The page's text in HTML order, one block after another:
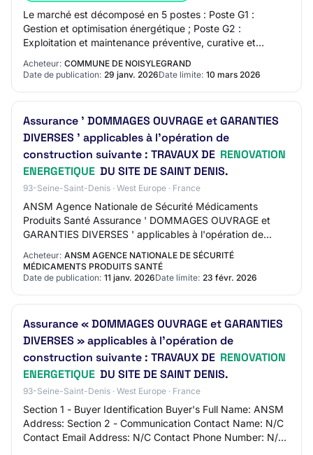
Le marché est décomposé en 5 postes : Poste G1 :
Gestion et optimisation énergétique ; Poste G2 :
Exploitation et maintenance préventive, curative et
Acheteur: COMMUNE DE NOISYLEGRAND
Date de publication: 29 janv. 2026Date limite: 10 mars 2026
Assurance ' DOMMAGES OUVRAGE et GARANTIES
DIVERSES ' applicables à l'opération de
construction suivante : TRAVAUX DE RENOVATION
ENERGETIQUE DU SITE DE SAINT DENIS.
93-Seine-Saint-Denis · West Europe · France
ANSM Agence Nationale de Sécurité Médicaments
Produits Santé Assurance ' DOMMAGES OUVRAGE et
GARANTIES DIVERSES ' applicables à l'opération de
construction suivante : TRAVAUX DE RENOVATION
ENERGETIQU…
Acheteur: ANSM AGENCE NATIONALE DE SÉCURITÉ
MÉDICAMENTS PRODUITS SANTÉ
Date de publication: 11 janv. 2026Date limite: 23 févr. 2026
Assurance « DOMMAGES OUVRAGE et GARANTIES
DIVERSES » applicables à l’opération de
construction suivante : TRAVAUX DE RENOVATION
ENERGETIQUE DU SITE DE SAINT DENIS.
93-Seine-Saint-Denis · West Europe · France
Section 1 - Buyer Identification Buyer's Full Name: ANSM
Address: Section 2 - Communication Contact Name: N/C
Contact Email Address: N/C Contact Phone Number: N/C